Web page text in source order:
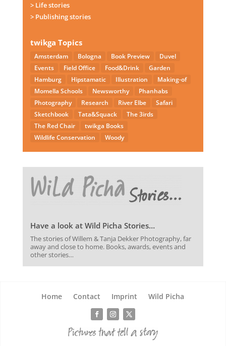
> Life stories
> Publishing stories
twikga Topics
Amsterdam Bologna Book Preview
Duvel
Events
Field Office Food&Drink
Garden
Hamburg
Hipstamatic Illustration
Making-of
Momella Schools
Newsworthy
Phanhabs
Photography
Research River Elbe
Safari
Sketchbook
Tata&Squack
The 3irds
The Red Chair
twikga Books
Wildlife Conservation
Woody
Have a look at Wild Picha Stories…
The stories of Willem & Tanja Dekker Photography, far
away and close to home. Books, awards, events and
other stories…
Home Contact Imprint Wild Picha